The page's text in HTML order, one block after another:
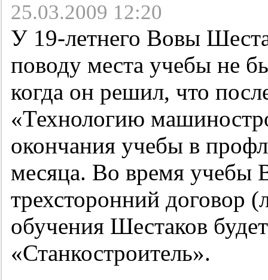
25.03.2009 12:20
У 19-летнего Вовы
поводу места учебы не
когда он решил, что
«Технологию
окончания учебы в
месяца. Во время учебы
трехсторонний договор
обучения Шестаков
«Станкостроитель».